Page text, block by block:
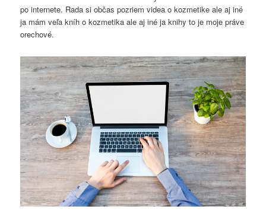
po internete. Rada si občas pozriem videa o kozmetike ale aj iné
ja mám veľa kníh o kozmetika ale aj iné ja knihy to je moje práve
orechové.